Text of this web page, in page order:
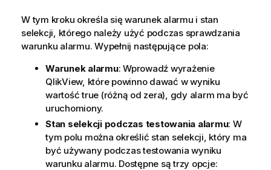
W tym kroku określa się warunek alarmu i stan
selekcji, którego należy użyć podczas sprawdzania
warunku alarmu. Wypełnij następujące pola:
Warunek alarmu: Wprowadź wyrażenie
QlikView, które powinno dawać w wyniku
wartość true (różną od zera), gdy alarm ma być
uruchomiony.
Stan selekcji podczas testowania alarmu: W
tym polu można określić stan selekcji, który ma
być używany podczas testowania wyniku
warunku alarmu. Dostępne są trzy opcje: